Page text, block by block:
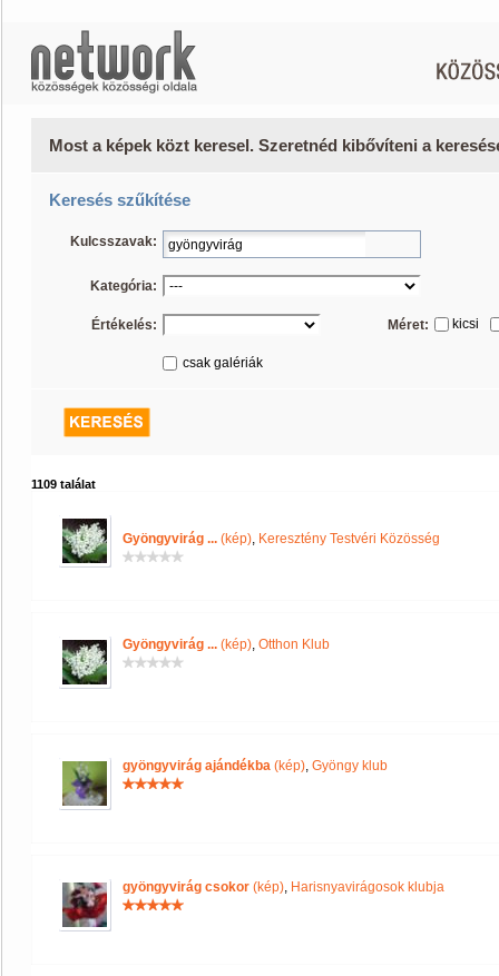
Most a képek közt keresel. Szeretnéd kibővíteni a
Keresés szűkítése
Kulcsszavak:
Kategória:
Értékelés: Méret: kicsi
csak galériák
1109 találat
Gyöngyvirág ... (kép), Keresztény Testvéri Közösség
Gyöngyvirág ... (kép), Otthon Klub
gyöngyvirág ajándékba (kép), Gyöngy klub
gyöngyvirág csokor (kép), Harisnyavirágosok klubja